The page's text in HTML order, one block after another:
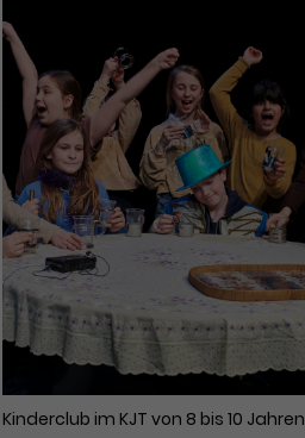
Kinderclub im KJT von 8 bis 10 Jahren